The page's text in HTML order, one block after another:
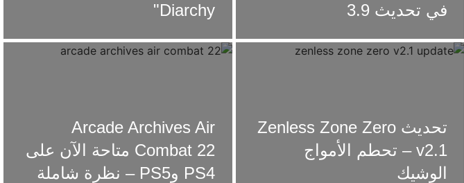
في تحديث 3.9
Diarchy"
تحديث Zenless Zone Zero
v2.1 – تحطم الأمواج
الوشيك
Arcade Archives Air
Combat 22 متاحة الآن على
PS4 وPS5 – نظرة شاملة